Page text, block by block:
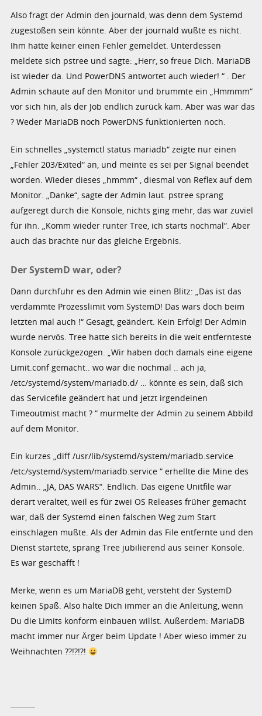
Also fragt der Admin den journald, was denn dem Systemd
zugestoßen sein könnte. Aber der journald wußte es nicht.
Ihm hatte keiner einen Fehler gemeldet. Unterdessen
meldete sich pstree und sagte: „Herr, so freue Dich. MariaDB
ist wieder da. Und PowerDNS antwortet auch wieder! “ . Der
Admin schaute auf den Monitor und brummte ein „Hmmmm“
vor sich hin, als der Job endlich zurück kam. Aber was war das
? Weder MariaDB noch PowerDNS funktionierten noch.
Ein schnelles „systemctl status mariadb“ zeigte nur einen
„Fehler 203/Exited“ an, und meinte es sei per Signal beendet
worden. Wieder dieses „hmmm“ , diesmal von Reflex auf dem
Monitor. „Danke“, sagte der Admin laut. pstree sprang
aufgeregt durch die Konsole, nichts ging mehr, das war zuviel
für ihn. „Komm wieder runter Tree, ich starts nochmal“. Aber
auch das brachte nur das gleiche Ergebnis.
Der SystemD war, oder?
Dann durchfuhr es den Admin wie einen Blitz: „Das ist das
verdammte Prozesslimit vom SystemD! Das wars doch beim
letzten mal auch !“ Gesagt, geändert. Kein Erfolg! Der Admin
wurde nervös. Tree hatte sich bereits in die weit entfernteste
Konsole zurückgezogen. „Wir haben doch damals eine eigene
Limit.conf gemacht.. wo war die nochmal .. ach ja,
/etc/systemd/system/mariadb.d/ … könnte es sein, daß sich
das Servicefile geändert hat und jetzt irgendeinen
Timeoutmist macht ? “ murmelte der Admin zu seinem Abbild
auf dem Monitor.
Ein kurzes „diff /usr/lib/systemd/system/mariadb.service
/etc/systemd/system/mariadb.service “ erhellte die Mine des
Admin.. „JA, DAS WARS“. Endlich. Das eigene Unitfile war
derart veraltet, weil es für zwei OS Releases früher gemacht
war, daß der Systemd einen falschen Weg zum Start
einschlagen mußte. Als der Admin das File entfernte und den
Dienst startete, sprang Tree jubilierend aus seiner Konsole.
Es war geschafft !
Merke, wenn es um MariaDB geht, versteht der SystemD
keinen Spaß. Also halte Dich immer an die Anleitung, wenn
Du die Limits konform einbauen willst. Außerdem: MariaDB
macht immer nur Ärger beim Update ! Aber wieso immer zu
Weihnachten ??!?!?!